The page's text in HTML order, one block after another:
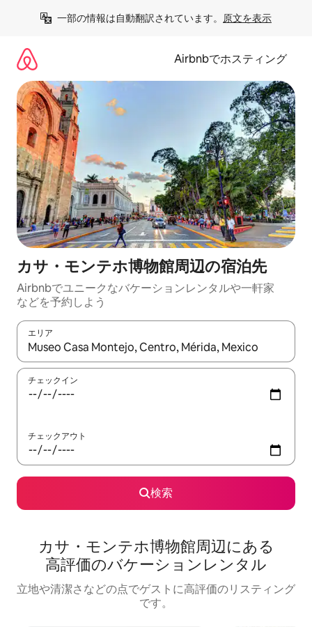
一部の情報は自動翻訳されています。 原文を表示
Airbnbでホスティング
カサ・モンテホ博物館⁠周⁠辺⁠の宿⁠泊⁠先
Airbnbでユニークなバ⁠ケ⁠ー⁠シ⁠ョ⁠ンレ⁠ン⁠タ⁠ルや一⁠軒⁠家
な⁠ど⁠を予⁠約⁠し⁠よ⁠う
エリア
検索結果が表示されたら、上下の矢印キーを使って移動するか
チェックイン
チェックアウト
検索
カサ・モンテホ博物館⁠周⁠辺⁠に⁠あ⁠る
高⁠評⁠価⁠のバ⁠ケ⁠ー⁠シ⁠ョ⁠ン⁠レ⁠ン⁠タ⁠ル
立地や清潔さなどの点でゲストに高評価のリスティング
です。